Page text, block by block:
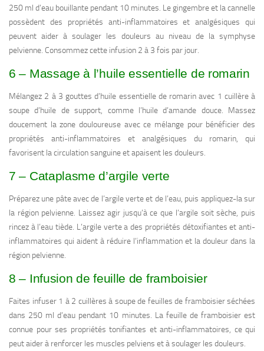
250 ml d’eau bouillante pendant 10 minutes. Le gingembre et la cannelle
possèdent des propriétés anti-inflammatoires et analgésiques qui
peuvent aider à soulager les douleurs au niveau de la symphyse
pelvienne. Consommez cette infusion 2 à 3 fois par jour.
6 – Massage à l’huile essentielle de romarin
Mélangez 2 à 3 gouttes d’huile essentielle de romarin avec 1 cuillère à
soupe d’huile de support, comme l’huile d’amande douce. Massez
doucement la zone douloureuse avec ce mélange pour bénéficier des
propriétés anti-inflammatoires et analgésiques du romarin, qui
favorisent la circulation sanguine et apaisent les douleurs.
7 – Cataplasme d’argile verte
Préparez une pâte avec de l’argile verte et de l’eau, puis appliquez-la sur
la région pelvienne. Laissez agir jusqu’à ce que l’argile soit sèche, puis
rincez à l’eau tiède. L’argile verte a des propriétés détoxifiantes et anti-
inflammatoires qui aident à réduire l’inflammation et la douleur dans la
région pelvienne.
8 – Infusion de feuille de framboisier
Faites infuser 1 à 2 cuillères à soupe de feuilles de framboisier séchées
dans 250 ml d’eau pendant 10 minutes. La feuille de framboisier est
connue pour ses propriétés tonifiantes et anti-inflammatoires, ce qui
peut aider à renforcer les muscles pelviens et à soulager les douleurs.